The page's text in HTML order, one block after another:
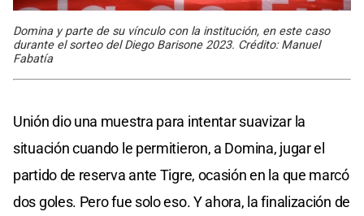
Domina y parte de su vínculo con la institución, en este caso
durante el sorteo del Diego Barisone 2023. Crédito: Manuel
Fabatía
Unión dio una muestra para intentar suavizar la
situación cuando le permitieron, a Domina, jugar el
partido de reserva ante Tigre, ocasión en la que marcó
dos goles. Pero fue solo eso. Y ahora, la finalización de